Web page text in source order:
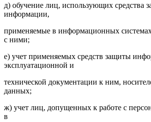
д) обучение лиц, использующих средства
информации,
применяемые в информационных
с ними;
е) учет применяемых средств защиты
эксплуатационной и
технической документации к ним,
данных;
ж) учет лиц, допущенных к работе с
в